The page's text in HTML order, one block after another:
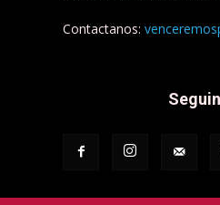
Contactanos: